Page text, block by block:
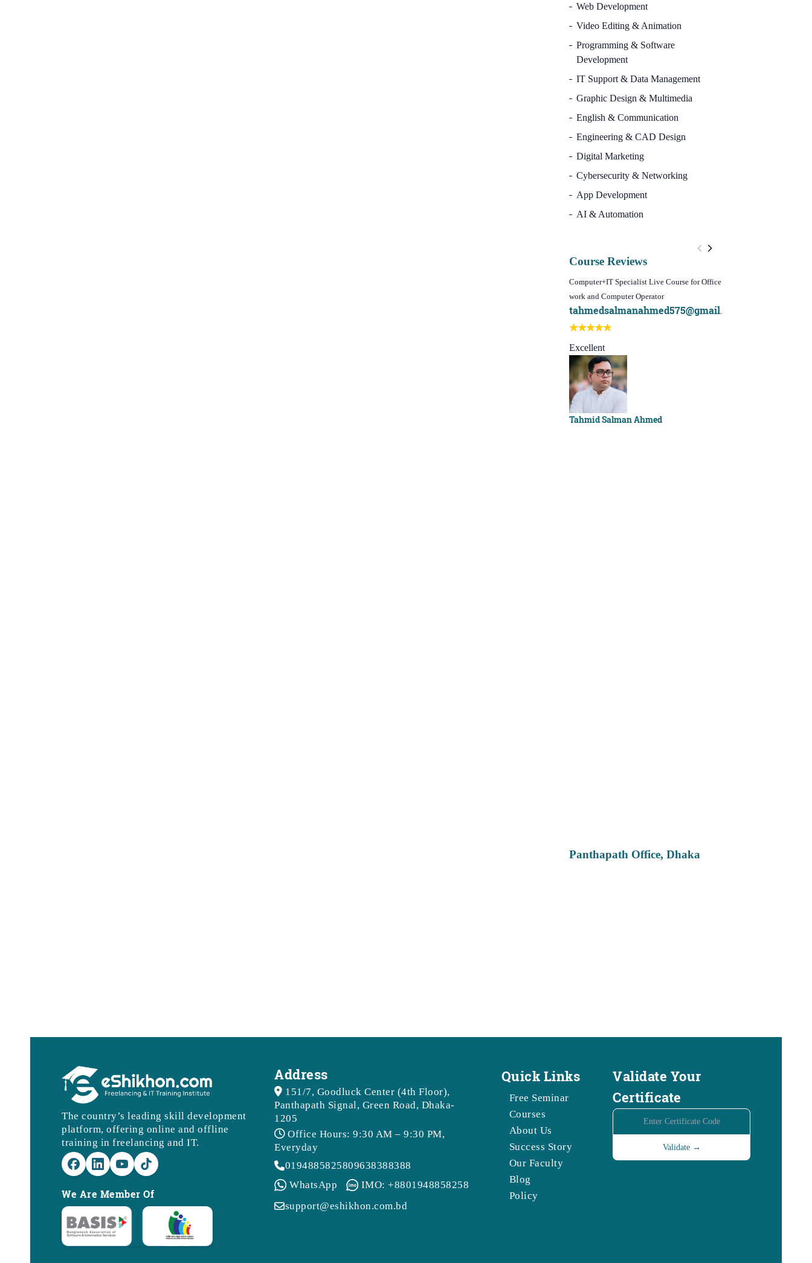
Web Development
Video Editing & Animation
Programming & Software
Development
IT Support & Data Management
Graphic Design & Multimedia
English & Communication
Engineering & CAD Design
Digital Marketing
Cybersecurity & Networking
App Development
AI & Automation
Course Reviews
Computer+IT Specialist Live Course for Office
work and Computer Operator
tahmedsalmanahmed575@gmail.com
Excellent
Tahmid Salman Ahmed
Panthapath Office, Dhaka
The country’s leading skill development
platform, offering online and offline
training in freelancing and IT.
We Are Member Of
Address
151/7, Goodluck Center (4th Floor),
Panthapath Signal, Green Road, Dhaka-
1205
Office Hours: 9:30 AM – 9:30 PM,
Everyday
0194885825809638388388
WhatsApp
IMO: +8801948858258
support@eshikhon.com.bd
Quick Links
Free Seminar
Courses
About Us
Success Story
Our Faculty
Blog
Policy
Validate Your
Certificate